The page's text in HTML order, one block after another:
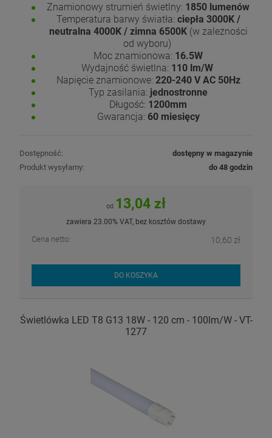
Znamionowy strumień świetlny: 1850 lumenów
Temperatura barwy światła: ciepła 3000K /
neutralna 4000K / zimna 6500K (w zależności
od wyboru)
Moc znamionowa: 16.5W
Wydajność świetlna: 110 lm/W
Napięcie znamionowe: 220-240 V AC 50Hz
Typ zasilania: jednostronne
Długość: 1200mm
Gwarancja: 60 miesięcy
Dostępność:
dostępny w magazynie
Produkt wysyłamy:
do 48 godzin
od 13,04 zł
zawiera 23.00% VAT, bez kosztów dostawy
Cena netto: 10,60 zł
DO KOSZYKA
Świetlówka LED T8 G13 18W - 120 cm - 100lm/W - VT-
1277